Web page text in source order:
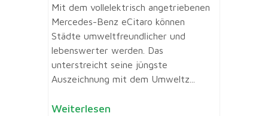
Mit dem vollelektrisch angetriebenen
Mercedes-Benz eCitaro können
Städte umweltfreundlicher und
lebenswerter werden. Das
unterstreicht seine jüngste
Auszeichnung mit dem Umweltz...
Weiterlesen